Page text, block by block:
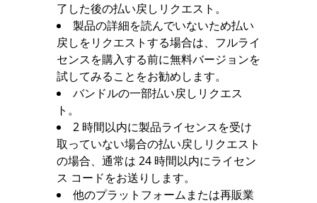
了した後の払い戻しリクエスト。
製品の詳細を読んでいないため払い
戻しをリクエストする場合は、フルライ
センスを購入する前に無料バージョンを
試してみることをお勧めします。
バンドルの一部払い戻しリクエス
ト。
2 時間以内に製品ライセンスを受け
取っていない場合の払い戻しリクエスト
の場合、通常は 24 時間以内にライセン
ス コードをお送りします。
他のプラットフォームまたは再販業